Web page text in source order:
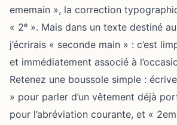
ememain », la correction
« 2ᵉ ». Mais dans un texte destiné
j’écrirais « seconde main » : c’est
et immédiatement associé à
Retenez une boussole simple :
» pour parler d’un vêtement déjà
pour l’abréviation courante, et «